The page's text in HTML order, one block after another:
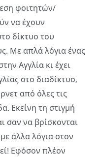
φοιτητών/
να έχουν
δίκτυο του
Με απλά λόγια ένας
Αγγλία κι έχει
στο διαδίκτυο,
από όλες τις
Εκείνη τη στιγμή
σαν να βρίσκονται
άλλα λόγια στον
Εφόσον πλέον